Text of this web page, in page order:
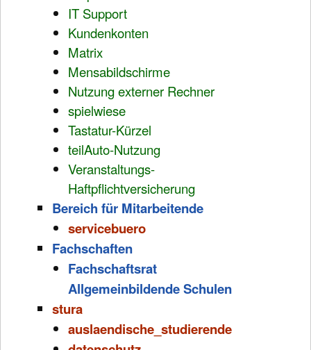
IT Support
Kundenkonten
Matrix
Mensabildschirme
Nutzung externer Rechner
spielwiese
Tastatur-Kürzel
teilAuto-Nutzung
Veranstaltungs-
Haftpflichtversicherung
Bereich für Mitarbeitende
servicebuero
Fachschaften
Fachschaftsrat
Allgemeinbildende Schulen
stura
auslaendische_studierende